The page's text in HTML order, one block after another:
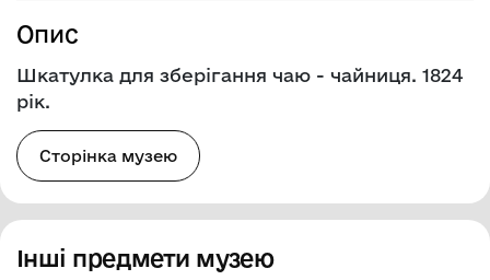
Опис
Шкатулка для зберігання чаю - чайниця. 1824
рік.
Сторінка музею
Інші предмети музею